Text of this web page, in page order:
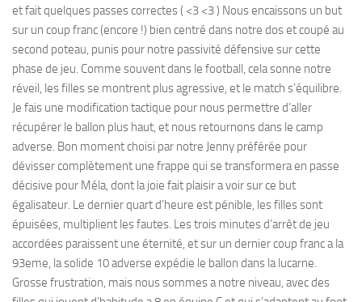
et fait quelques passes correctes ( <3 <3 ) Nous encaissons un but
sur un coup franc (encore !) bien centré dans notre dos et coupé au
second poteau, punis pour notre passivité défensive sur cette
phase de jeu. Comme souvent dans le football, cela sonne notre
réveil, les filles se montrent plus agressive, et le match s’équilibre.
Je fais une modification tactique pour nous permettre d’aller
récupérer le ballon plus haut, et nous retournons dans le camp
adverse. Bon moment choisi par notre Jenny préférée pour
dévisser complètement une frappe qui se transformera en passe
décisive pour Méla, dont la joie fait plaisir a voir sur ce but
égalisateur. Le dernier quart d’heure est pénible, les filles sont
épuisées, multiplient les fautes. Les trois minutes d’arrêt de jeu
accordées paraissent une éternité, et sur un dernier coup franc a la
93eme, la solide 10 adverse expédie le ballon dans la lucarne.
Grosse frustration, mais nous sommes a notre niveau, avec des